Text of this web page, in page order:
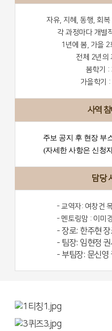
자유, 지혜, 동행, 회복
각 과정마다 개별
1년에 봄, 가을 2
전체 2년의
봄학기 :
가을학기
사역
주보 공지 후 현장 부
(자세한 사항은 신청
담당
- 교역자: 여창건
- 멘토링맘 : 이미
- 장로: 한주현 장
- 팀장: 임현정 권
- 부팀장: 문신영